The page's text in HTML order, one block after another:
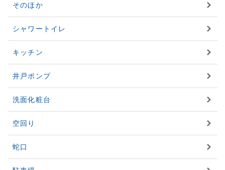
そのほか
シャワートイレ
キッチン
井戸ポンプ
洗面化粧台
空回り
蛇口